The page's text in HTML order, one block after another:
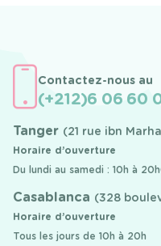
Contactez-nous au
(+212)6 06 60
Tanger (21 rue ibn
Horaire d’ouverture
Du lundi au samedi : 10h à
Casablanca (328
Horaire d’ouverture
Tous les jours de 10h à 20h